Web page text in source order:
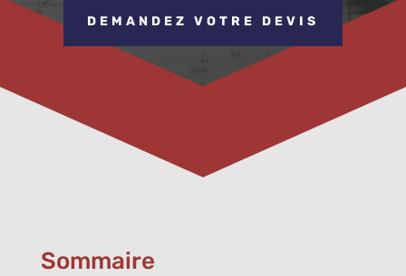
DEMANDEZ VOTRE DEVIS
Sommaire